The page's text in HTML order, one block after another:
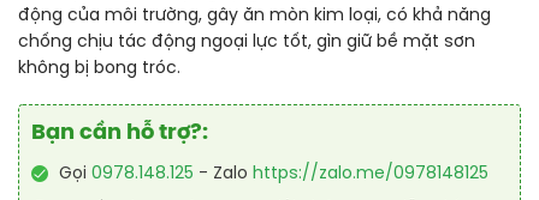
động của môi trường, gây ăn mòn kim loại, có khả năng
chống chịu tác động ngoại lực tốt, gìn giữ bề mặt sơn
không bị bong tróc.
Bạn cần hỗ trợ?:
Gọi 0978.148.125 - Zalo https://zalo.me/0978148125